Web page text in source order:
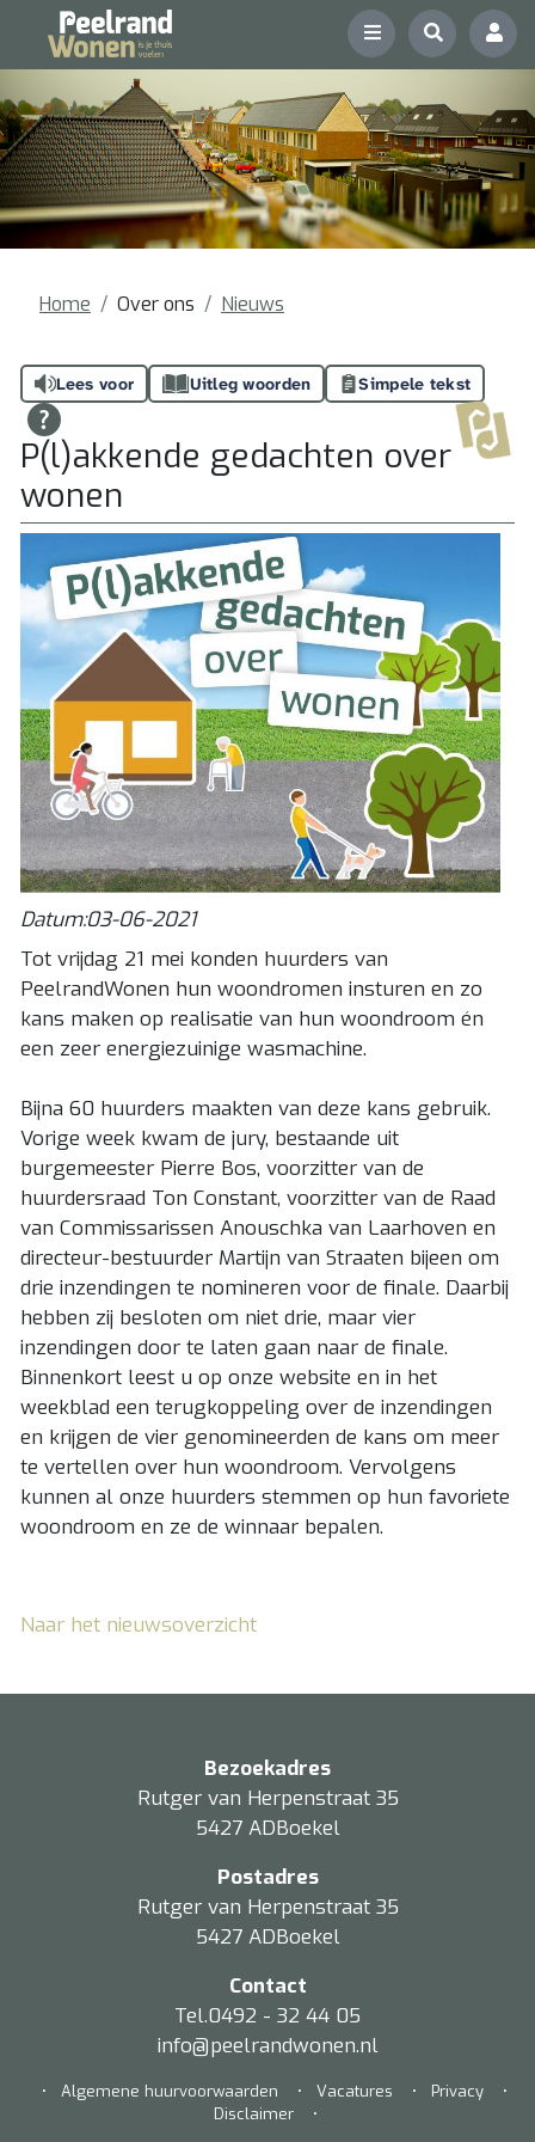
Home Over ons Nieuws
Lees voor Uitleg woorden Simpele tekst
P(l)akkende gedachten over
wonen
Datum:03-06-2021
Tot vrijdag 21 mei konden huurders van
PeelrandWonen hun woondromen insturen en zo
kans maken op realisatie van hun woondroom én
een zeer energiezuinige wasmachine.
Bijna 60 huurders maakten van deze kans gebruik.
Vorige week kwam de jury, bestaande uit
burgemeester Pierre Bos, voorzitter van de
huurdersraad Ton Constant, voorzitter van de Raad
van Commissarissen Anouschka van Laarhoven en
directeur-bestuurder Martijn van Straaten bijeen om
drie inzendingen te nomineren voor de finale. Daarbij
hebben zij besloten om niet drie, maar vier
inzendingen door te laten gaan naar de finale.
Binnenkort leest u op onze website en in het
weekblad een terugkoppeling over de inzendingen
en krijgen de vier genomineerden de kans om meer
te vertellen over hun woondroom. Vervolgens
kunnen al onze huurders stemmen op hun favoriete
woondroom en ze de winnaar bepalen.
Naar het nieuwsoverzicht
Bezoekadres
Rutger van Herpenstraat 35
5427 ADBoekel
Postadres
Rutger van Herpenstraat 35
5427 ADBoekel
Contact
Tel.0492 - 32 44 05
info@peelrandwonen.nl
• Algemene huurvoorwaarden • Vacatures • Privacy •
Disclaimer•